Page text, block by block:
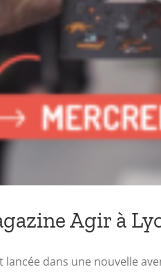
Agir à
lancée dans une nouvelle